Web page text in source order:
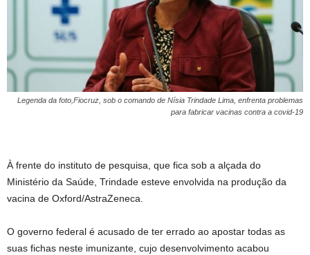
Legenda da foto,Fiocruz, sob o comando de Nísia Trindade Lima, enfrenta problemas
para fabricar vacinas contra a covid-19
À frente do instituto de pesquisa, que fica sob a alçada do
Ministério da Saúde, Trindade esteve envolvida na produção da
vacina de Oxford/AstraZeneca.
O governo federal é acusado de ter errado ao apostar todas as
suas fichas neste imunizante, cujo desenvolvimento acabou